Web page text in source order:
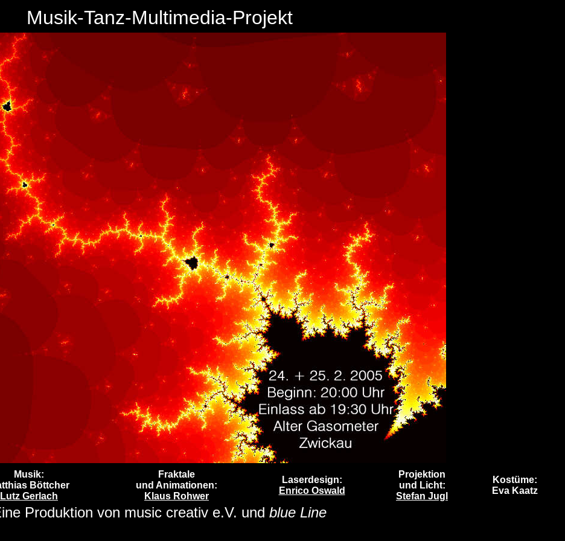
Musik-Tanz-Multimedia-Projekt
Musik:
Böttcher
Lutz Gerlach
Fraktale
und Animationen:
Klaus Rohwer
Laserdesign:
Enrico Oswald
Projektion
und Licht:
Stefan Jugl
Kostüme:
Eva Kaatz
Produktion von music creativ e.V. und blue Line